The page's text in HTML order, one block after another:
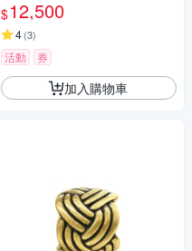
$12,500
4(3)
活動 券
加入購物車